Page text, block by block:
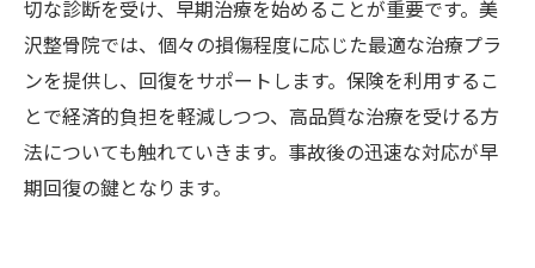
切な診断を受け、早期治療を始めることが重要です。美
沢整骨院では、個々の損傷程度に応じた最適な治療プラ
ンを提供し、回復をサポートします。保険を利用するこ
とで経済的負担を軽減しつつ、高品質な治療を受ける方
法についても触れていきます。事故後の迅速な対応が早
期回復の鍵となります。